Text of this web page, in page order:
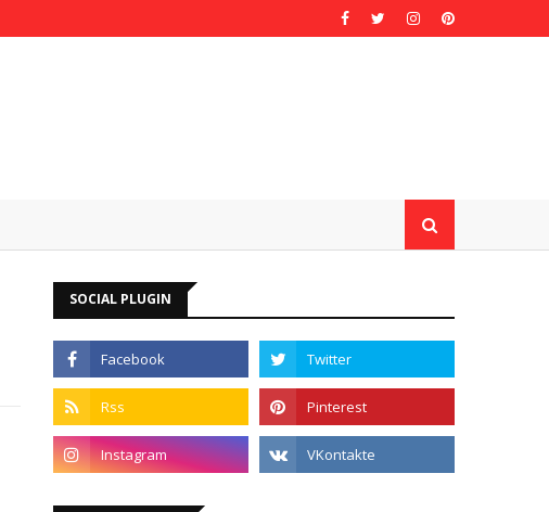
SOCIAL PLUGIN